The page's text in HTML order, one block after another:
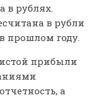
в рублях.
в рубли
прошлом году.
прибыли
а